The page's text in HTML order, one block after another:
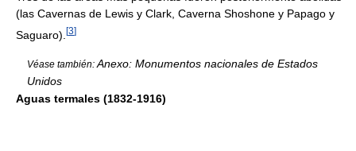
(las Cavernas de Lewis y Clark, Caverna Shoshone y Papago y
Saguaro). [3]
Véase también: Anexo: Monumentos nacionales de Estados
Unidos
Aguas termales (1832-1916)